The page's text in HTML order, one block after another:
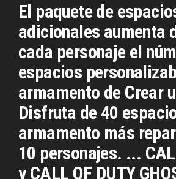
El paquete de
adicionales aumenta
cada personaje el
espacios
armamento de Crear
Disfruta de 40
armamento más
10 personajes. ...
y CALL OF DUTY